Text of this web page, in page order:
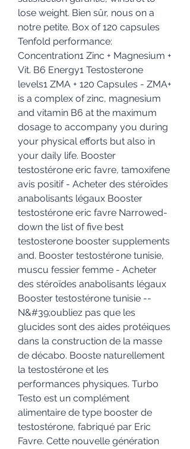
lose weight. Bien sûr, nous on a
notre petite. Box of 120 capsules
Tenfold performance:
Concentration1 Zinc + Magnesium +
Vit. B6 Energy1 Testosterone
levels1 ZMA + 120 Capsules - ZMA+
is a complex of zinc, magnesium
and vitamin B6 at the maximum
dosage to accompany you during
your physical efforts but also in
your daily life. Booster
testostérone eric favre, tamoxifene
avis positif - Acheter des stéroïdes
anabolisants légaux Booster
testostérone eric favre Narrowed-
down the list of five best
testosterone booster supplements
and. Booster testostérone tunisie,
muscu fessier femme - Acheter
des stéroïdes anabolisants légaux
Booster testostérone tunisie --
N&#39;oubliez pas que les
glucides sont des aides protéiques
dans la construction de la masse
de décabo. Booste naturellement
la testostérone et les
performances physiques. Turbo
Testo est un complément
alimentaire de type booster de
testostérone, fabriqué par Eric
Favre. Cette nouvelle génération